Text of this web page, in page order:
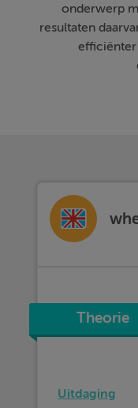
onderwerp
resultaten
Theorie
Uitdaging